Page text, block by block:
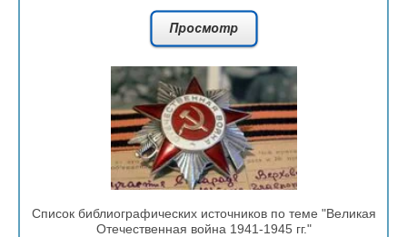
Список библиографических источников по теме "Великая
Отечественная война 1941-1945 гг."